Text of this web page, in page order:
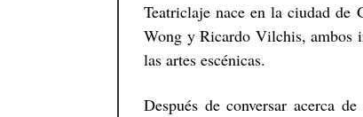
Teatriclaje nace en la ciudad de
Wong y Ricardo Vilchis, ambos
las artes escénicas.
Después de conversar acerca